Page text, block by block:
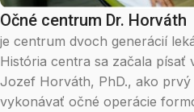
Očné centrum Dr. Horváth
je centrum dvoch generácií
História centra sa začala písať
Jozef Horváth, PhD., ako
vykonávať očné operácie